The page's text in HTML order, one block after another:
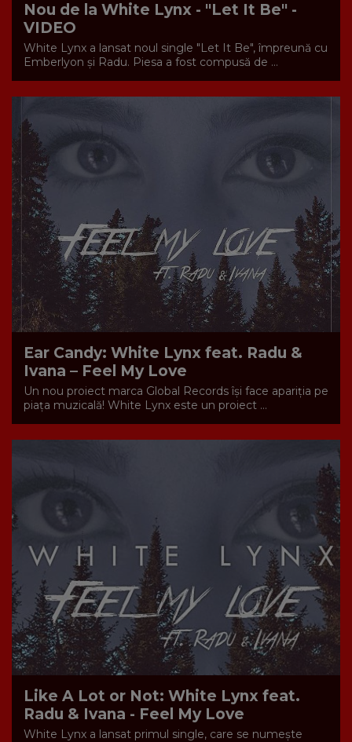
Nou de la White Lynx - "Let It Be" -
VIDEO
White Lynx a lansat noul single "Let It Be", împreună cu
Emberlyon şi Radu. Piesa a fost compusă de ...
Ear Candy: White Lynx feat. Radu &
Ivana – Feel My Love
Un nou proiect marca Global Records își face apariția pe
piața muzicală! White Lynx este un proiect ...
Like A Lot or Not: White Lynx feat.
Radu & Ivana - Feel My Love
White Lynx a lansat primul single, care se numește